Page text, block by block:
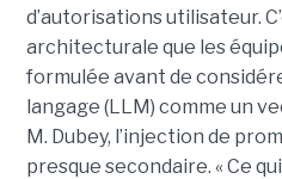
d’autorisations utilisateur.
architecturale que les
formulée avant de
langage (LLM) comme un
M. Dubey, l’injection de
presque secondaire. « Ce